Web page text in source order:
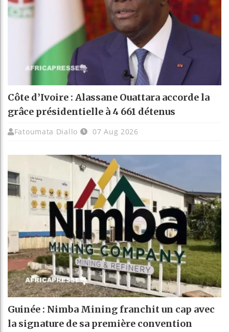
Côte d’Ivoire : Alassane Ouattara accorde la
grâce présidentielle à 4 661 détenus
Fatoumata Diallo 07 Aug 2026
Guinée : Nimba Mining franchit un cap avec
la signature de sa première convention